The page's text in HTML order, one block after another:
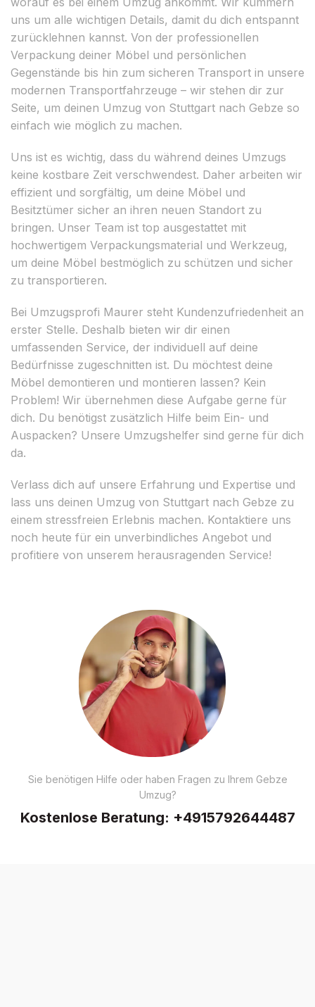
uns um alle wichtigen Details, damit du dich entspannt
zurücklehnen kannst. Von der professionellen
Verpackung deiner Möbel und persönlichen
Gegenstände bis hin zum sicheren Transport in unsere
modernen Transportfahrzeuge – wir stehen dir zur
Seite, um deinen Umzug von Stuttgart nach Gebze so
einfach wie möglich zu machen.
Uns ist es wichtig, dass du während deines Umzugs
keine kostbare Zeit verschwendest. Daher arbeiten wir
effizient und sorgfältig, um deine Möbel und
Besitztümer sicher an ihren neuen Standort zu
bringen. Unser Team ist top ausgestattet mit
hochwertigem Verpackungsmaterial und Werkzeug,
um deine Möbel bestmöglich zu schützen und sicher
zu transportieren.
Bei Umzugsprofi Maurer steht Kundenzufriedenheit an
erster Stelle. Deshalb bieten wir dir einen
umfassenden Service, der individuell auf deine
Bedürfnisse zugeschnitten ist. Du möchtest deine
Möbel demontieren und montieren lassen? Kein
Problem! Wir übernehmen diese Aufgabe gerne für
dich. Du benötigst zusätzlich Hilfe beim Ein- und
Auspacken? Unsere Umzugshelfer sind gerne für dich
da.
Verlass dich auf unsere Erfahrung und Expertise und
lass uns deinen Umzug von Stuttgart nach Gebze zu
einem stressfreien Erlebnis machen. Kontaktiere uns
noch heute für ein unverbindliches Angebot und
profitiere von unserem herausragenden Service!
Sie benötigen Hilfe oder haben Fragen zu Ihrem Gebze
Umzug?
Kostenlose Beratung: +4915792644487